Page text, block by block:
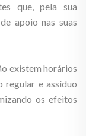
que, pela sua
apoio nas suas
existem horários
e assíduo
os efeitos